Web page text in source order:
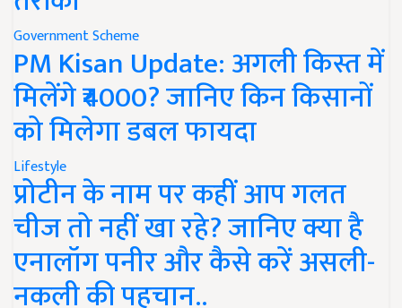
Government Scheme
PM Kisan Update: अगली किस्त में
मिलेंगे ₹4000? जानिए किन किसानों
को मिलेगा डबल फायदा
Lifestyle
प्रोटीन के नाम पर कहीं आप गलत
चीज तो नहीं खा रहे? जानिए क्या है
एनालॉग पनीर और कैसे करें असली-
नकली की पहचान..